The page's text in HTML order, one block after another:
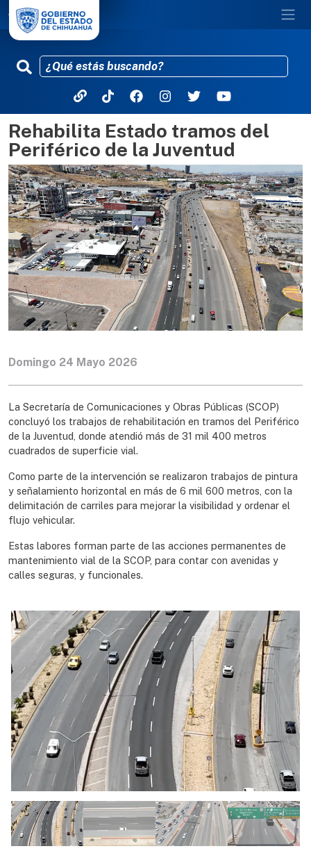
Pasar al contenido principal
Rehabilita Estado tramos del
Periférico de la Juventud
Domingo 24 Mayo 2026
La Secretaría de Comunicaciones y Obras Públicas (SCOP)
concluyó los trabajos de rehabilitación en tramos del Periférico
de la Juventud, donde atendió más de 31 mil 400 metros
cuadrados de superficie vial.
Como parte de la intervención se realizaron trabajos de pintura
y señalamiento horizontal en más de 6 mil 600 metros, con la
delimitación de carriles para mejorar la visibilidad y ordenar el
flujo vehicular.
Estas labores forman parte de las acciones permanentes de
mantenimiento vial de la SCOP, para contar con avenidas y
calles seguras, y funcionales.